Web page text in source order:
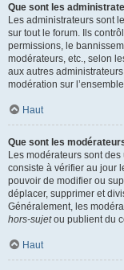
Que sont les
Les administrateurs sont
sur tout le forum. Ils
permissions, le
modérateurs, etc., selon
aux autres
modération sur
Haut
Que sont les
Les modérateurs sont
consiste à vérifier au jour
pouvoir de modifier ou
déplacer, supprimer et
Généralement, les
hors-sujetou publient du
Haut